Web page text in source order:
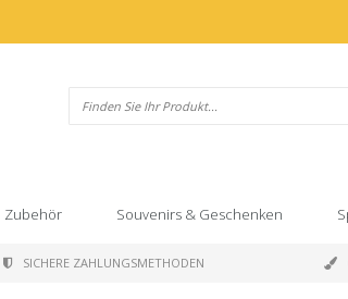
Zubehör Souvenirs & Geschenken
SICHERE ZAHLUNGSMETHODEN